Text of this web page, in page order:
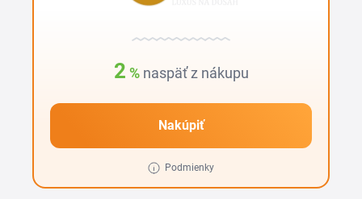
2 % naspäť z nákupu
Nakúpiť
Podmienky